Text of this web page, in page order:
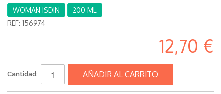
WOMAN ISDIN
200 ML
REF: 156974
12,70 €
Cantidad: AÑADIR AL CARRITO